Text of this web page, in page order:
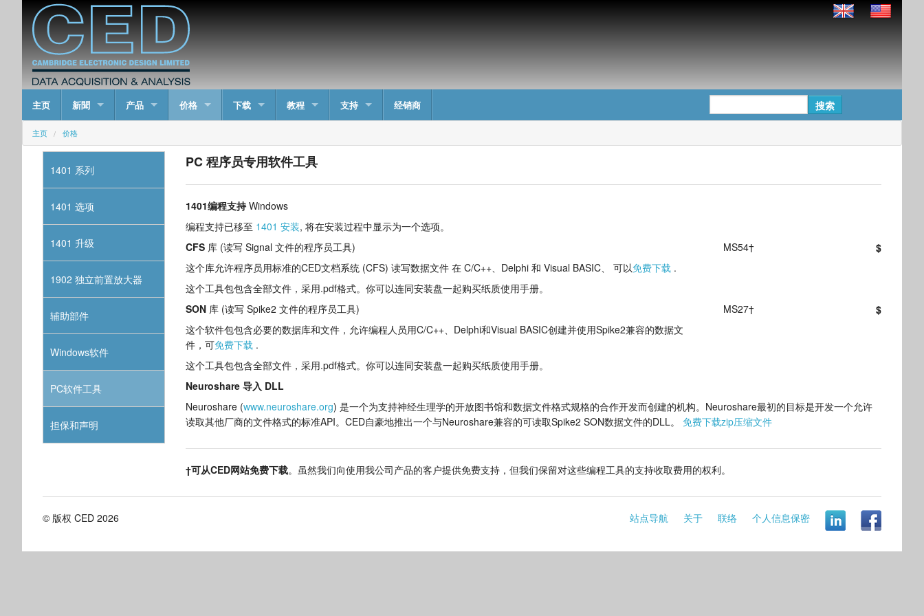
主页 新聞 产品 价格 下载 教程 支持 经销商
主页 价格
PC 程序员专用软件工具
1401编程支持Windows
编程支持已移至 1401 安装, 将在安装过程中显示为一个选项。
CFS 库 (读写 Signal 文件的程序员工具)
这个库允许程序员用标准的CED文档系统 (CFS) 读写数据文件 在 C/C++、Delphi 和 Visual BASIC、 可以免费下载 .
这个工具包包含全部文件，采用.pdf格式。你可以连同安装盘一起购买纸质使用手册。
MS54† $
SON 库 (读写 Spike2 文件的程序员工具)
这个软件包包含必要的数据库和文件，允许编程人员用C/C++、Delphi和Visual BASIC创建并使用Spike2兼容的数据文
件，可免费下载 .
这个工具包包含全部文件，采用.pdf格式。你可以连同安装盘一起购买纸质使用手册。
MS27† $
Neuroshare 导入 DLL
Neuroshare (www.neuroshare.org) 是一个为支持神经生理学的开放图书馆和数据文件格式规格的合作开发而创建的机构。Neuroshare最初的目标是开发一个允许
读取其他厂商的文件格式的标准API。CED自豪地推出一个与Neuroshare兼容的可读取Spike2 SON数据文件的DLL。免费下载zip压缩文件
†可从CED网站免费下载。虽然我们向使用我公司产品的客户提供免费支持，但我们保留对这些编程工具的支持收取费用的权利。
1401 系列
1401 选项
1401 升级
1902 独立前置放大器
辅助部件
Windows软件
PC软件工具
担保和声明
© 版权 CED 2026 站点导航 关于 联络 个人信息保密